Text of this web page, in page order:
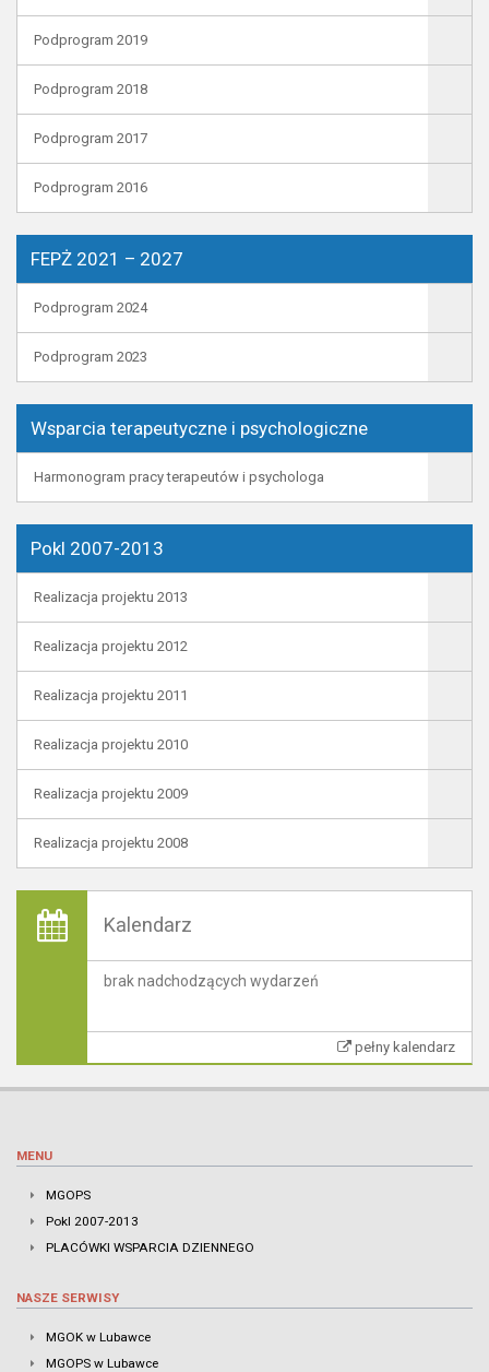
Podprogram 2019
Podprogram 2018
Podprogram 2017
Podprogram 2016
FEPŻ 2021 – 2027
Podprogram 2024
Podprogram 2023
Wsparcia terapeutyczne i psychologiczne
Harmonogram pracy terapeutów i psychologa
Pokl 2007-2013
Realizacja projektu 2013
Realizacja projektu 2012
Realizacja projektu 2011
Realizacja projektu 2010
Realizacja projektu 2009
Realizacja projektu 2008
Kalendarz
brak nadchodzących wydarzeń
pełny kalendarz
MENU
MGOPS
Pokl 2007-2013
PLACÓWKI WSPARCIA DZIENNEGO
NASZE SERWISY
MGOK w Lubawce
MGOPS w Lubawce